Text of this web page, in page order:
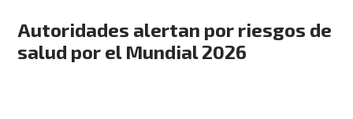
Autoridades alertan por riesgos de
salud por el Mundial 2026